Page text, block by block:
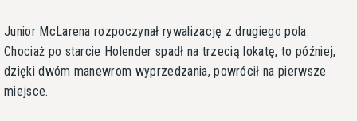
Junior McLarena rozpoczynał rywalizację z drugiego pola.
Chociaż po starcie Holender spadł na trzecią lokatę, to później,
dzięki dwóm manewrom wyprzedzania, powrócił na pierwsze
miejsce.